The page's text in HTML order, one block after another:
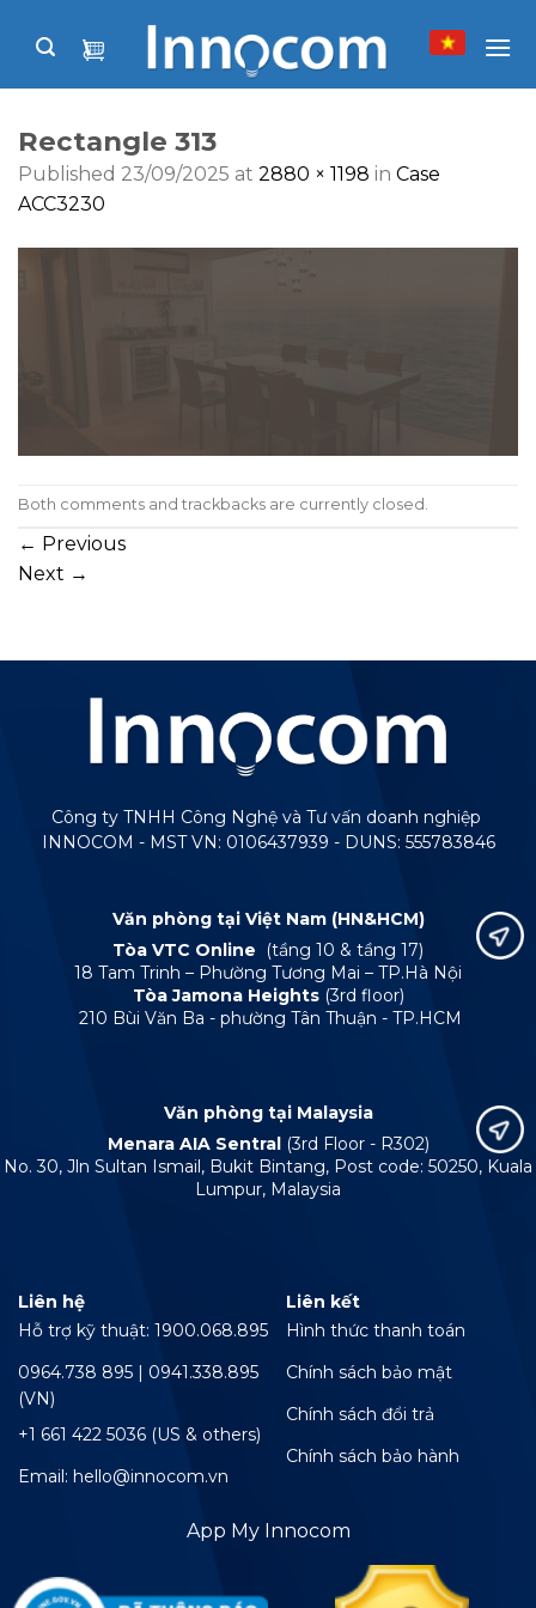
Rectangle 313
Published 23/09/2025 at 2880 × 1198 in Case
ACC3230
Both comments and trackbacks are currently closed.
← Previous
Next →
Công ty TNHH Công Nghệ và Tư vấn doanh nghiệp
INNOCOM - MST VN: 0106437939 - DUNS: 555783846
Văn phòng tại Việt Nam (HN&HCM)
Tòa VTC Online
(tầng 10 & tầng 17)
18 Tam Trinh – Phường Tương Mai – TP.Hà Nội
Tòa Jamona Heights (3rd floor)
210 Bùi Văn Ba - phường Tân Thuận - TP.HCM
Văn phòng tại Malaysia
Menara AIA Sentral (3rd Floor - R302)
No. 30, Jln Sultan Ismail, Bukit Bintang, Post code: 50250, Kuala
Lumpur, Malaysia
Liên hệ
Hỗ trợ kỹ thuật: 1900.068.895
0964.738 895 | 0941.338.895
(VN)
+1 661 422 5036 (US & others)
Email: hello@innocom.vn
Liên kết
Hình thức thanh toán
Chính sách bảo mật
Chính sách đổi trả
Chính sách bảo hành
App My Innocom